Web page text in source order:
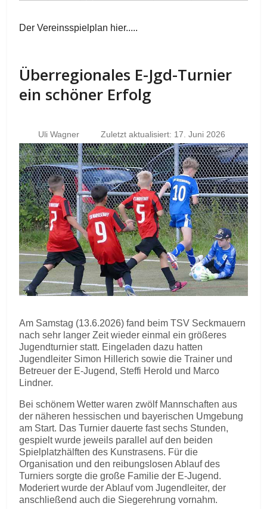
Der Vereinsspielplan hier.....
Überregionales E-Jgd-Turnier
ein schöner Erfolg
Uli Wagner Zuletzt aktualisiert: 17. Juni 2026
Am Samstag (13.6.2026) fand beim TSV Seckmauern
nach sehr langer Zeit wieder einmal ein größeres
Jugendturnier statt. Eingeladen dazu hatten
Jugendleiter Simon Hillerich sowie die Trainer und
Betreuer der E-Jugend, Steffi Herold und Marco
Lindner.
Bei schönem Wetter waren zwölf Mannschaften aus
der näheren hessischen und bayerischen Umgebung
am Start. Das Turnier dauerte fast sechs Stunden,
gespielt wurde jeweils parallel auf den beiden
Spielplatzhälften des Kunstrasens. Für die
Organisation und den reibungslosen Ablauf des
Turniers sorgte die große Familie der E-Jugend.
Moderiert wurde der Ablauf vom Jugendleiter, der
anschließend auch die Siegerehrung vornahm.